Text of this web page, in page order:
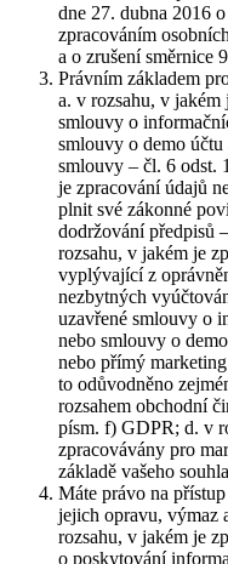
dne 27. dubna 2016
zpracováním
a o zrušení směrnice
Právním základem
a. v rozsahu, v
smlouvy o
smlouvy o demo
smlouvy – čl. 6 odst.
je zpracování údajů
plnit své zákonné
dodržování předpisů
rozsahu, v jakém je
vyplývající z
nezbytných
uzavřené smlouvy o
nebo smlouvy o
nebo přímý
to odůvodněno
rozsahem obchodní
písm. f) GDPR; d. v
zpracovávány pro
základě vašeho
Máte právo na
jejich opravu, výmaz
rozsahu, v jakém je
o poskytování